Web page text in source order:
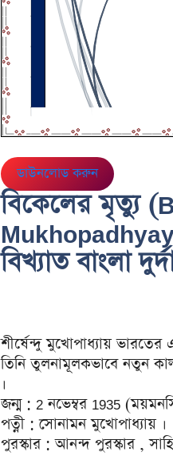
ডাউনলোড করুন
বিকেলের মৃত্যু
বিখ্যাত বাংলা
শীর্ষেন্দু মুখোপাধ্যায় ভারতের
তিনি তুলনামূলকভাবে নতুন
।
জন্ম : 2 নভেম্বর 1935
পত্নী : সোনামন মুখোপাধ্যায় ।
পুরস্কার : আনন্দ পুরস্কার ,